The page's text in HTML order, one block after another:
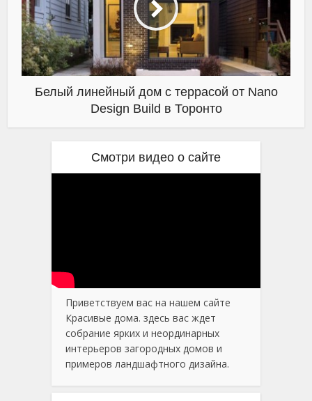
Белый линейный дом с террасой от Nano
Design Build в Торонто
Смотри видео о сайте
Приветствуем вас на нашем сайте
Красивые дома. здесь вас ждет
собрание ярких и неординарных
интерьеров загородных домов и
примеров ландшафтного дизайна.